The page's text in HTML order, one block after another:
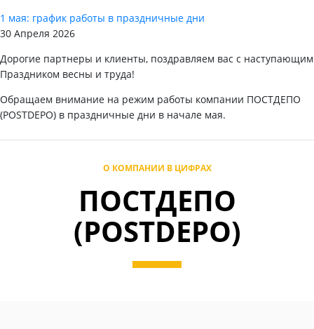
1 мая: график работы в праздничные дни
30 Апреля 2026
Дорогие партнеры и клиенты, поздравляем вас с наступающим
Праздником весны и труда!
Обращаем внимание на режим работы компании ПОСТДЕПО
(POSTDEPO) в праздничные дни в начале мая.
О КОМПАНИИ В ЦИФРАХ
ПОСТДЕПО
(POSTDEPO)